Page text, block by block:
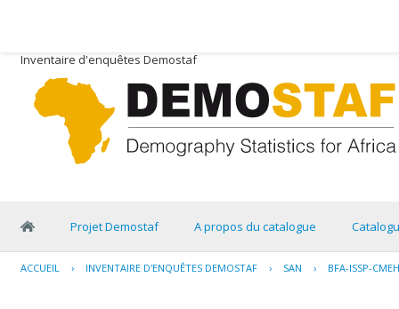
Inventaire d'enquêtes Demostaf
Projet Demostaf A propos du catalogue
ACCUEIL › INVENTAIRE D'ENQUÊTES DEMOSTAF › SAN › BFA-ISSP-